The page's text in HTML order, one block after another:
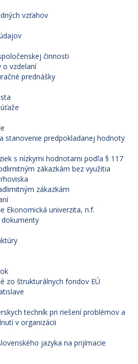
vzťahov
činnosti
o vzdelaní
prednášky
stanovenie predpokladanej hodnoty
s nízkymi hodnotami podľa § 117
zákazkám bez využitia
zákazkám
Ekonomická univerzita, n.f.
dokumenty
zo štrukturálnych fondov EÚ
techník pri riešení problémov a
v organizácii
jazyka na prijímacie